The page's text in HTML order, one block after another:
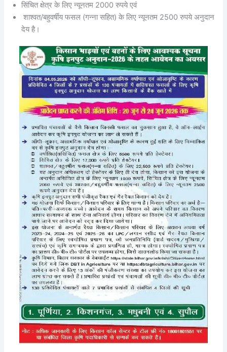
सिंचित क्षेत्र के लिए न्यूनतम 2000 रुपये एवं
शाश्वत/बहुवर्षीय फसल (गन्ना सहित) के लिए न्यूनतम 2500 रुपये अनुदान
देय है।